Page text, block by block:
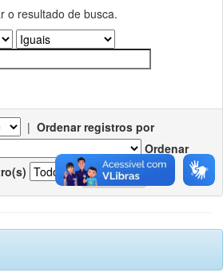
o resultado de busca.
| Ordenar registros por
Ordenar